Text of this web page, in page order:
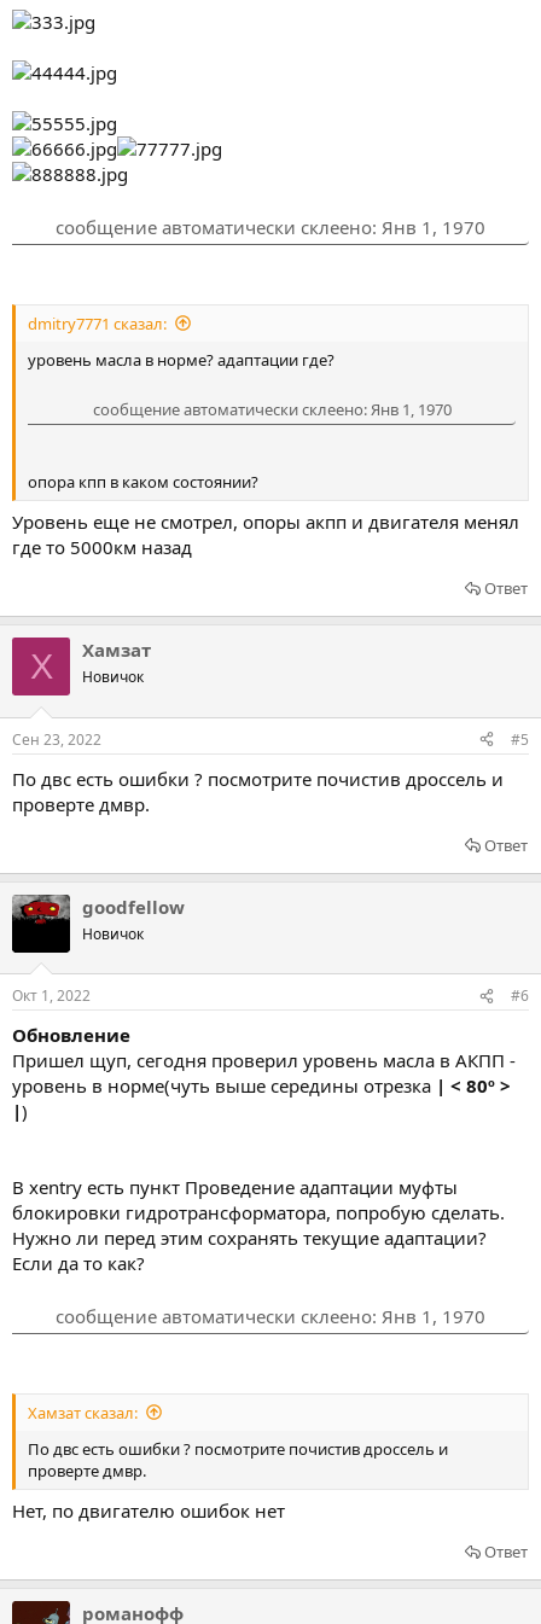
сообщение автоматически склеено: Янв 1, 1970
dmitry7771 сказал:
уровень масла в норме? адаптации где?
сообщение автоматически склеено: Янв 1, 1970
опора кпп в каком состоянии?
Уровень еще не смотрел, опоры акпп и двигателя менял
где то 5000км назад
Ответ
Х Хамзат
Новичок
Сен 23, 2022 #5
По двс есть ошибки ? посмотрите почистив дроссель и
проверте дмвр.
Ответ
goodfellow
Новичок
Окт 1, 2022 #6
Обновление
Пришел щуп, сегодня проверил уровень масла в АКПП -
уровень в норме(чуть выше середины отрезка | < 80º >
|)
В xentry есть пункт Проведение адаптации муфты
блокировки гидротрансформатора, попробую сделать.
Нужно ли перед этим сохранять текущие адаптации?
Если да то как?
сообщение автоматически склеено: Янв 1, 1970
Хамзат сказал:
По двс есть ошибки ? посмотрите почистив дроссель и
проверте дмвр.
Нет, по двигателю ошибок нет
Ответ
романофф